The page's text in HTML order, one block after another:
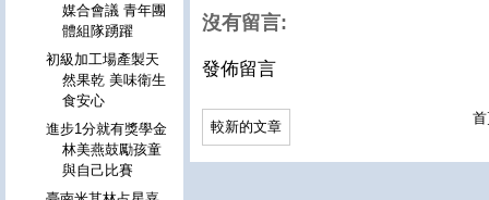
沒有留言:
發佈留言
較新的文章
媒合會議 青年團
體組隊踴躍
初級加工場產製天
然果乾 美味衛生
食安心
進步1分就有獎學金
林美燕鼓勵孩童
與自己比賽